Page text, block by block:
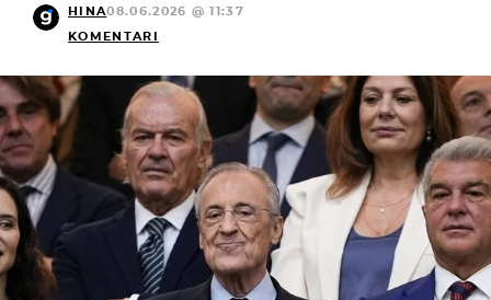
HINA08.06.2026 @ 11:37
KOMENTARI